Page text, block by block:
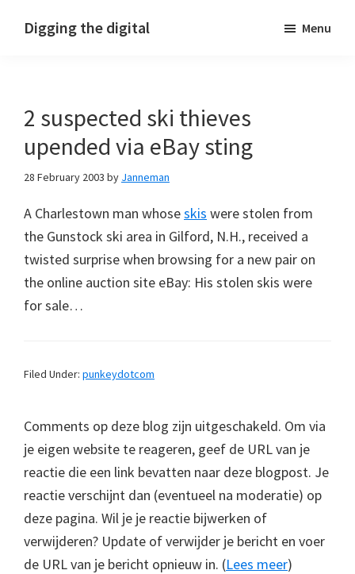
Digging the digital Menu
2 suspected ski thieves
upended via eBay sting
28 February 2003 by Janneman
A Charlestown man whoseskis were stolen from
the Gunstock ski area in Gilford, N.H., received a
twisted surprise when browsing for a new pair on
the online auction site eBay: His stolen skis were
for sale…
Filed Under: punkeydotcom
Comments op deze blog zijn uitgeschakeld. Om via
je eigen website te reageren, geef de URL van je
reactie die een link bevatten naar deze blogpost. Je
reactie verschijnt dan (eventueel na moderatie) op
deze pagina. Wil je je reactie bijwerken of
verwijderen? Update of verwijder je bericht en voer
de URL van je bericht opnieuw in. (Lees meer)